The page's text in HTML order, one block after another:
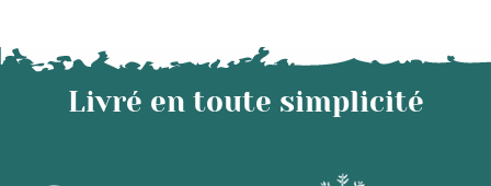
Livré en toute simplicité